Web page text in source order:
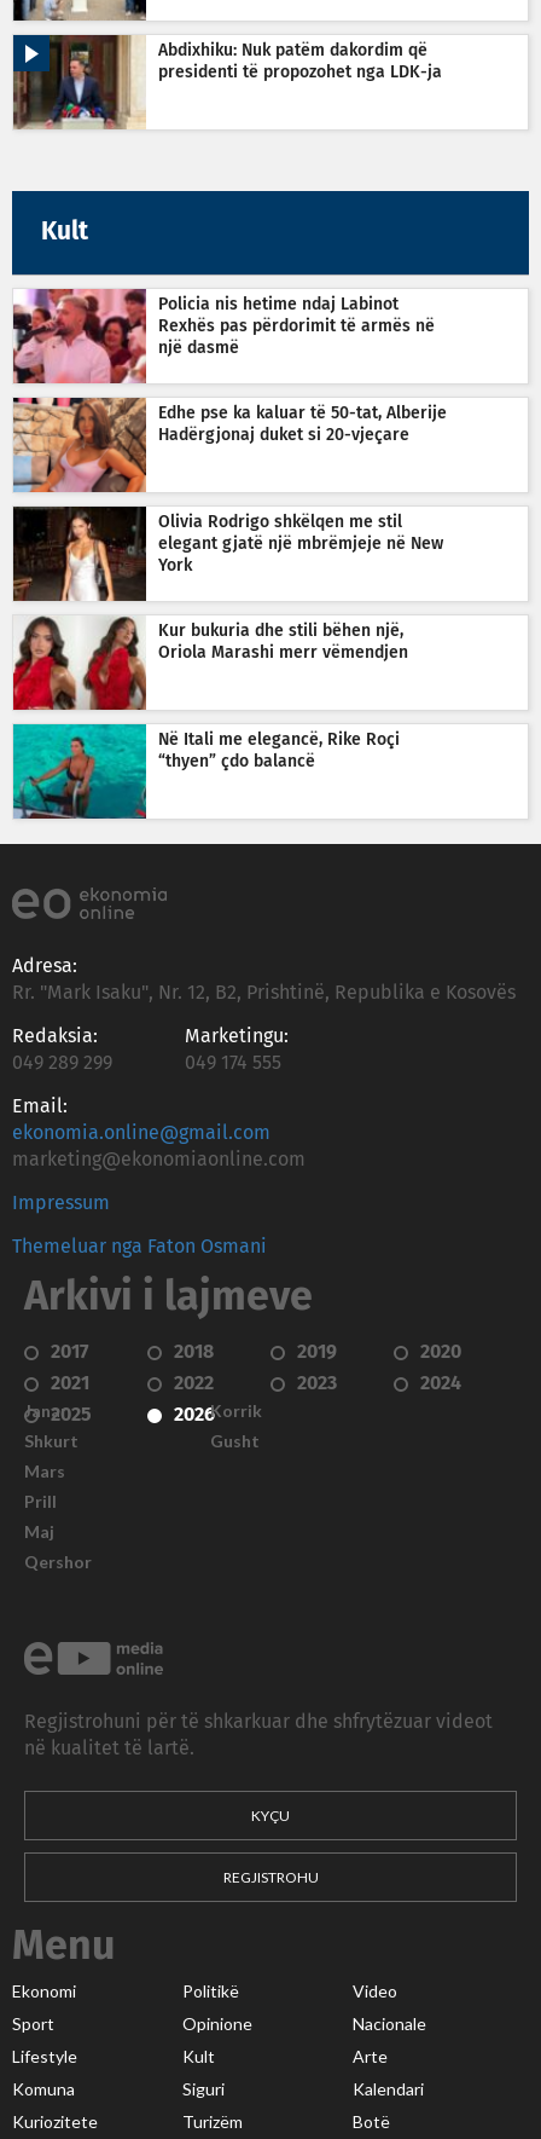
Abdixhiku: Nuk patëm dakordim që
presidenti të propozohet nga LDK-ja
Kult
Policia nis hetime ndaj Labinot
Rexhës pas përdorimit të armës në
një dasmë
Edhe pse ka kaluar të 50-tat, Alberije
Hadërgjonaj duket si 20-vjeçare
Olivia Rodrigo shkëlqen me stil
elegant gjatë një mbrëmjeje në New
York
Kur bukuria dhe stili bëhen një,
Oriola Marashi merr vëmendjen
Në Itali me elegancë, Rike Roçi
“thyen” çdo balancë
Adresa:
Rr. "Mark Isaku", Nr. 12, B2, Prishtinë, Republika e Kosovës
Redaksia:
049 289 299
Marketingu:
049 174 555
Email:
ekonomia.online@gmail.com
marketing@ekonomiaonline.com
Impressum
Themeluar nga Faton Osmani
Arkivi i lajmeve
2017 2018 2019
2020
2021
2022 2023
2024
2025
2026
Janar
Shkurt
Mars
Prill
Maj
Qershor
Korrik
Gusht
Regjistrohuni për të shkarkuar dhe shfrytëzuar videot
në kualitet të lartë.
KYÇU
REGJISTROHU
Menu
Ekonomi Politikë
Video
Sport
Opinione
Nacionale
Lifestyle
Kult
Arte
Komuna
Siguri
Kalendari
Kuriozitete
Turizëm Botë